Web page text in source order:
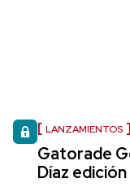
LANZAMIENTOS
Gatorade
Díaz